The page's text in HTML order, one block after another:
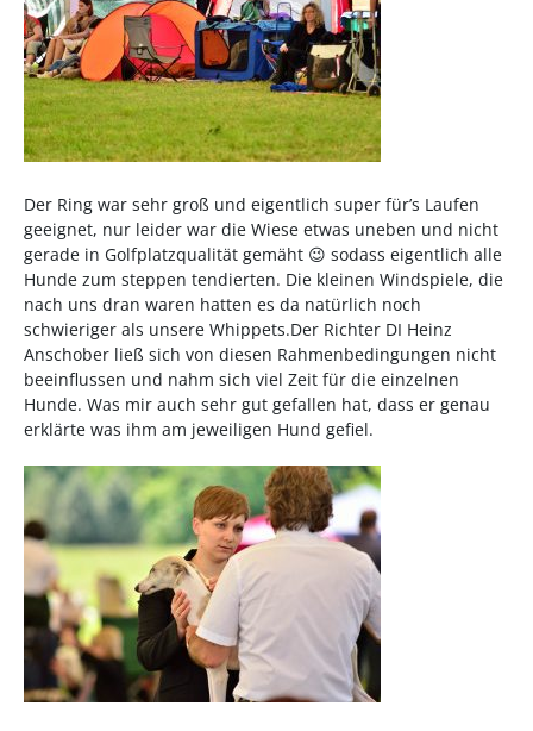
Der Ring war sehr groß und eigentlich super für’s Laufen
geeignet, nur leider war die Wiese etwas uneben und nicht
gerade in Golfplatzqualität gemäht 😉 sodass eigentlich alle
Hunde zum steppen tendierten. Die kleinen Windspiele, die
nach uns dran waren hatten es da natürlich noch
schwieriger als unsere Whippets.Der Richter DI Heinz
Anschober ließ sich von diesen Rahmenbedingungen nicht
beeinflussen und nahm sich viel Zeit für die einzelnen
Hunde. Was mir auch sehr gut gefallen hat, dass er genau
erklärte was ihm am jeweiligen Hund gefiel.